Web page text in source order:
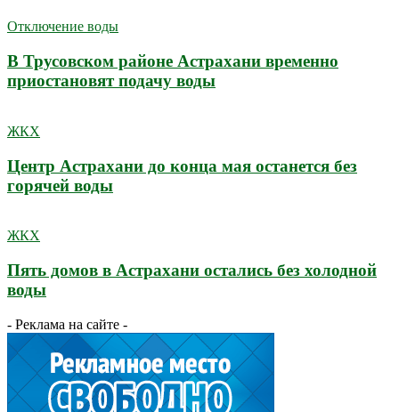
Отключение воды
В Трусовском районе Астрахани временно
приостановят подачу воды
ЖКХ
Центр Астрахани до конца мая останется без
горячей воды
ЖКХ
Пять домов в Астрахани остались без холодной
воды
- Реклама на сайте -